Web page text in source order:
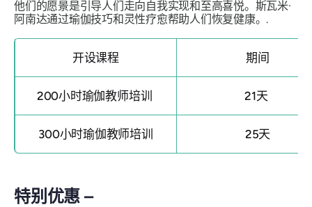
他们的愿景是引导人们走向自我实现和至高喜悦。斯瓦米·
阿南达通过瑜伽技巧和灵性疗愈帮助人们恢复健康。.
开设课程 期间
200小时瑜伽教师培训 21天
300小时瑜伽教师培训 25天
特别优惠 –